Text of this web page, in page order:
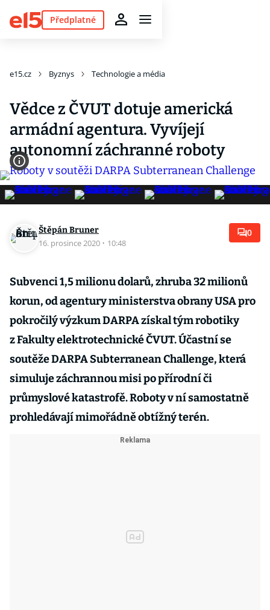
Předplatné
e15.cz Byznys Technologie a média
Vědce z ČVUT dotuje americká
armádní agentura. Vyvíjejí
autonomní záchranné roboty
Štěpán Bruner
16. prosince 2020 · 10:48
0
Subvenci 1,5 milionu dolarů, zhruba 32 milionů
korun, od agentury ministerstva obrany USA pro
pokročilý výzkum DARPA získal tým robotiky
z Fakulty elektrotechnické ČVUT. Účastní se
soutěže DARPA Subterranean Challenge, která
simuluje záchrannou misi po přírodní či
průmyslové katastrofě. Roboty v ní samostatně
prohledávají mimořádně obtížný terén.